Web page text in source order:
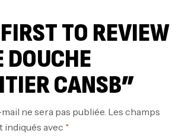
TO REVIEW
CANSB”
ne sera pas publiée. Les champs
avec *